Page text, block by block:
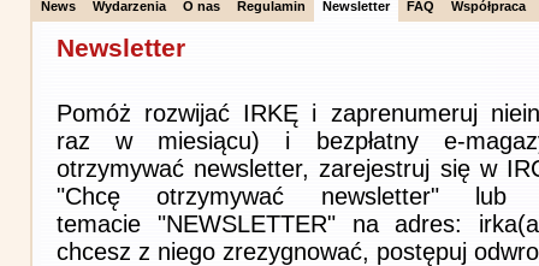
News Wydarzenia O nas Regulamin Newsletter FAQ Współpraca
Newsletter
Pomóż rozwijać IRKĘ i zaprenumeruj
raz w miesiącu) i bezpłatny e-
otrzymywać newsletter, zarejestruj się w
"Chcę otrzymywać newsletter"
temacie "NEWSLETTER" na adres:
chcesz z niego zrezygnować, postępuj